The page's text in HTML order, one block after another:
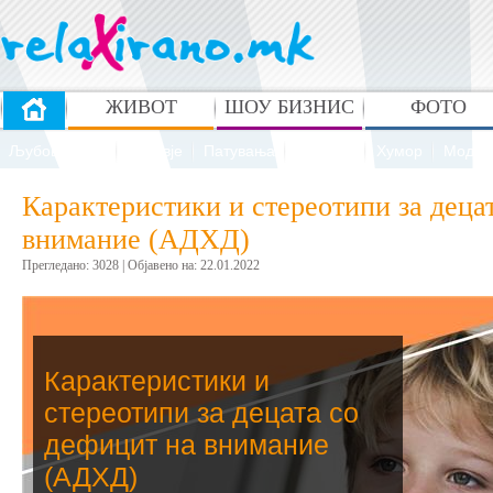
ЖИВОТ ШОУ БИЗНИС ФОТО
Карактеристики и стереотипи за
внимание (АДХД)
Прегледано: 3028 | Oбјавено на: 22.01.2022
Карактеристики и
стереотипи за децата со
дефицит на внимание
(АДХД)